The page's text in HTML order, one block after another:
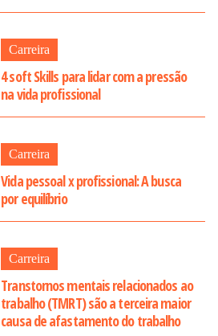
Carreira
4 soft Skills para lidar com a pressão
na vida profissional
Carreira
Vida pessoal x profissional: A busca
por equilíbrio
Carreira
Transtornos mentais relacionados ao
trabalho (TMRT) são a terceira maior
causa de afastamento do trabalho